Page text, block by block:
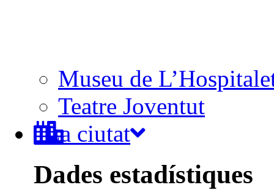
Museu de
Teatre Joventut
La ciutat
Dades estadístiques